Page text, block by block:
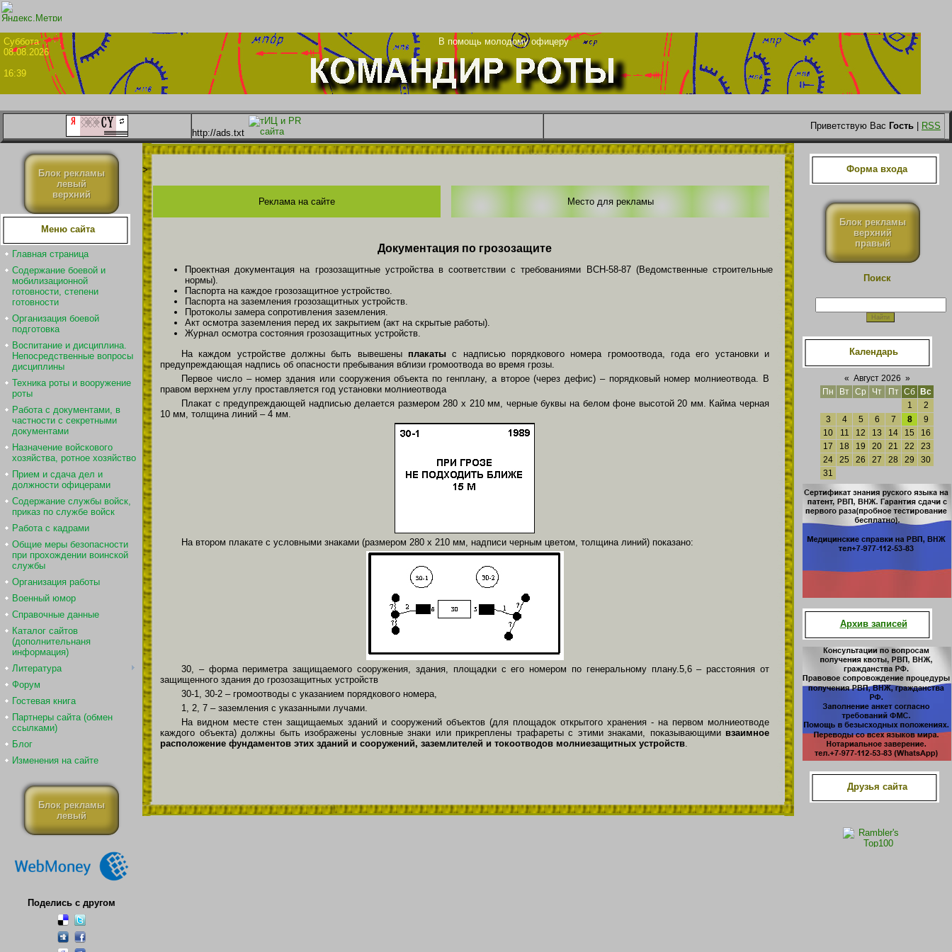
Суббота
В помощь молодому офицеру
08.08.2026
16:39
http://ads.txt
Приветствую Вас Гость RSS
Блок рекламы
левый
верхний
Меню сайта
Главная страница
Содержание боевой и
мобилизационной
готовности, степени
готовности
Организация боевой
подготовка
Воспитание и дисциплина.
Непосредственные вопросы
дисциплины
Техника роты и вооружение
роты
Работа с документами, в
частности с секретными
документами
Назначение войскового
хозяйства, ротное хозяйство
Прием и сдача дел и
должности офицерами
Содержание службы войск,
приказ по службе войск
Работа с кадрами
Общие меры безопасности
при прохождении воинской
службы
Организация работы
Военный юмор
Справочные данные
Каталог сайтов
(дополнительнаня
информация)
Литература
Форум
Гостевая книга
Партнеры сайта (обмен
ссылками)
Блог
Изменения на сайте
Блок рекламы
левый
Поделись с другом
>
Реклама на сайте Место для рекламы
Документация по грозозащите
Проектная документация на грозозащитные устройства в соответствии с требованиями ВСН-58-87 (Ведомственные строительные
нормы).
Паспорта на каждое грозозащитное устройство.
Паспорта на заземления грозозащитных устройств.
Протоколы замера сопротивления заземления.
Акт осмотра заземления перед их закрытием (акт на скрытые работы).
Журнал осмотра состояния грозозащитных устройств.
На каждом устройстве должны быть вывешены плакатыс надписью порядкового номера громоотвода, года его установки и
предупреждающая надпись об опасности пребывания вблизи громоотвода во время грозы.
Первое число – номер здания или сооружения объекта по генплану, а второе (через дефис) – порядковый номер молниеотвода. В
правом верхнем углу проставляется год установки молниеотвода
Плакат с предупреждающей надписью делается размером 280 х 210 мм, черные буквы на белом фоне высотой 20 мм. Кайма черная
10 мм, толщина линий – 4 мм.
На втором плакате с условными знаками (размером 280 х 210 мм, надписи черным цветом, толщина линий) показано:
30, – форма периметра защищаемого сооружения, здания, площадки с его номером по генеральному плану.5,6 – расстояния от
защищенного здания до грозозащитных устройств
30-1, 30-2 – громоотводы с указанием порядкового номера,
1, 2, 7 – заземления с указанными лучами.
На видном месте стен защищаемых зданий и сооружений объектов (для площадок открытого хранения - на первом молниеотводе
каждого объекта) должны быть изображены условные знаки или прикреплены трафареты с этими знаками, показывающими взаимное
расположение фундаментов этих зданий и сооружений, заземлителей и токоотводов молниезащитных устройств
Форма входа
Блок рекламы
верхний
правый
Поиск
Календарь
« Август 2026 »
Пн
Вт Ср Чт Пт Сб
Вс
1
2
3
4 5 6 7 8
9
10
11 12 13 14 15
16
17
18 19 20 21 22
23
24
25 26 27 28 29
30
31
Архив записей
Друзья сайта